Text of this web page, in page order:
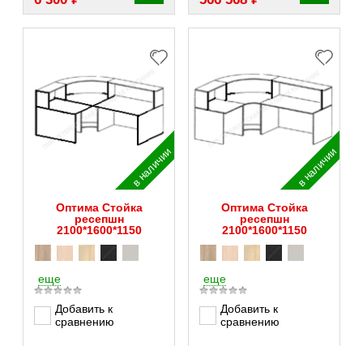
в наличии
Оптима Стойка
ресепшн
2100*1600*1150
еще
Добавить к
сравнению
в наличии
Оптима Стойка
ресепшн
2100*1600*1150
еще
Добавить к
сравнению